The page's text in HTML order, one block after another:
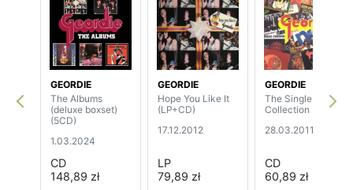
GEORDIE
The Albums
(deluxe boxset)
(5CD)
1.03.2024
CD
148,89 zł
GEORDIE
Hope You Like It
(LP+CD)
17.12.2012
LP
79,89 zł
GEORDIE
The Singles
Collection
28.03.2011
CD
60,89 zł